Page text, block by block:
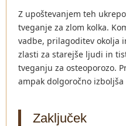
Z upoštevanjem teh
tveganje za zlom kolka.
vadbe, prilagoditev okolja
zlasti za starejše ljudi in
tveganju za osteoporozo.
ampak dolgoročno izboljša
Zaključek